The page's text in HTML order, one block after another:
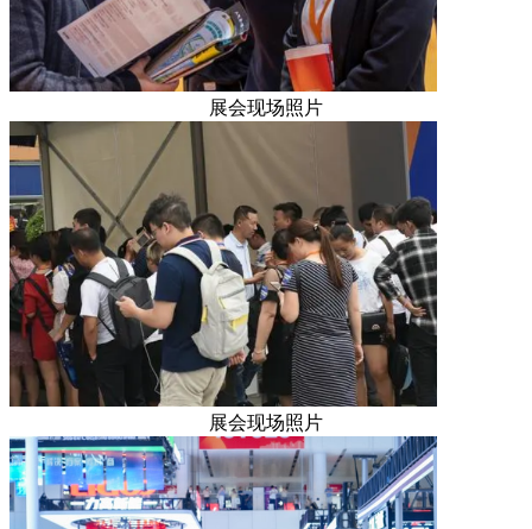
展会现场照片
展会现场照片